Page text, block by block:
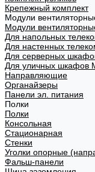
Крепежный комплект
Модули
Модули
Для напольных
Для настенных
Для серверных
Для уличных шкафов
Направляющие
Органайзеры
Панели эл. питания
Полки
Полки
Консольная
Стационарная
Стенки
Уголки опорные
Фальш-панели